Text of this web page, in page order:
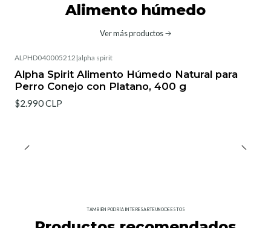
Alimento húmedo
Ver más productos
ALPHD040005212 |alpha spirit
Alpha Spirit Alimento Húmedo Natural para
Perro Conejo con Platano, 400 g
$2.990 CLP
TAMBIÉN PODRÍA INTERESARTE UNO DE ESTOS